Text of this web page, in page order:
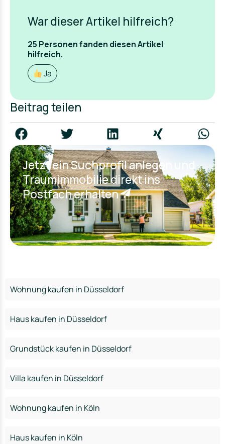
War dieser Artikel hilfreich?
25 Personen fanden diesen Artikel
hilfreich.
Ja
Beitrag teilen
Jetzt ein Suchprofil anlegen und
Traumimmobilie direkt ins
Postfach erhalten
Wohnung kaufen in Düsseldorf
Haus kaufen in Düsseldorf
Grundstück kaufen in Düsseldorf
Villa kaufen in Düsseldorf
Wohnung kaufen in Köln
Haus kaufen in Köln